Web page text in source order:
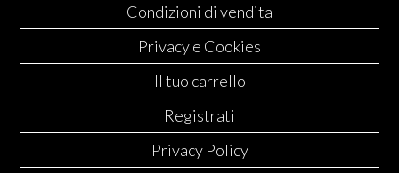
Condizioni di vendita
Privacy e Cookies
Il tuo carrello
Registrati
Privacy Policy